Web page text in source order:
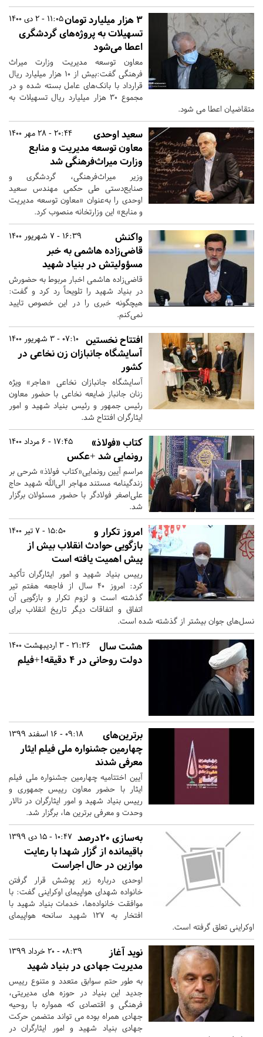
11:05 - 2 دی 1400۳ هزار میلیارد تومان
تسهیلات به پروژه‌های گردشگری
اعطا می‌شود
معاون توسعه مدیریت وزارت میراث
فرهنگی گفت:بیش از ۱۰ هزار میلیارد ریال
قرارداد با بانک‌های عامل بسته شده و در
مجموع ۳۰ هزار میلیارد ریال تسهیلات به
متقاضیان اعطا می شود.
20:44 - 28 مهر 1400
سعید اوحدی
معاون توسعه مدیریت و منابع
وزارت میراث‌فرهنگی شد
وزیر میراث‌فرهنگی، گردشگری و
صنایع‌دستی طی حکمی مهندس سعید
اوحدی را به‌عنوان «معاون توسعه مدیریت
و منابع» این وزارتخانه منصوب کرد.
16:39 - 7 شهریور 1400
واکنش
قاضی‌زاده هاشمی به خبر
مسؤولیتش در بنیاد شهید
قاضی‌زاده هاشمی اخبار مربوط به حضورش
در بنیاد شهید را تلویحاً رد کرد و گفت:
هیچگونه خبری را در این خصوص تایید
نمی‌کنم.
07:10 - 3 شهریور 1400
افتتاح نخستین
آسایشگاه جانبازان زن نخاعی در
کشور
آسایشگاه جانبازان نخاعی «هاجر» ویژه
زنان جانباز ضایعه نخاعی با حضور معاون
رئیس جمهور و رئیس بنیاد شهید و امور
ایثارگران افتتاح شد.
17:45 - 6 مرداد 1400
کتاب «فولاذ»
رونمایی شد +عکس
مراسم آیین رونمایی«کتاب فولاذ» شرحی بر
زندگینامه مستند مهاجر الی‌الله شهید حاج
علی‌اصغر فولادگر با حضور مسئولان برگزار
شد.
15:50 - 7 تیر 1400
امروز تکرار و
بازگویی حوادث انقلاب بیش از
پیش اهمیت یافته است
رییس بنیاد شهید و امور ایثارگران تأکید
کرد: امروز ۴۰ سال از فاجعه هفتم تیر
گذشته است و لزوم تکرار و بازگویی آن
اتفاق و اتفاقات دیگر تاریخ انقلاب برای
نسل‌های جوان بیشتر از گذشته شده است.
21:36 - 3 اردیبهشت 1400
هشت‌ سال
دولت روحانی در ۴ دقیقه!+فیلم
09:18 - 16 اسفند 1399
برترین‌های
چهارمین جشنواره ملی فیلم ایثار
معرفی شدند
آیین اختتامیه چهارمین جشنواره ملی فیلم
ایثار با حضور معاون رییس جمهوری و
رییس بنیاد شهید و امور ایثارگران در تالار
وحدت و معرفی برترین ها، برگزار شد.
10:47 - 15 دی 1399 به‌سازی ۲۰درصد
باقیمانده از گزار شهدا با رعایت
موازین در حال اجراست
اوحدی درباره زیر پوشش قرار گرفتن
خانواده شهدای هواپیمای اوکراینی گفت: با
موافقت خانواده‌ها، خدمات بنیاد شهید با
افتخار به ۱۲۷ شهید سانحه هواپیمای
اوکراینی تعلق گرفته است.
08:39 - 20 خرداد 1399
نوید آغاز
مدیریت جهادی در بنیاد شهید
به طور حتم سوابق متعدد و متنوع رییس
جدید این بنیاد در حوزه های مدیریتی،
فرهنگی و اقتصادی که همواره با روحیه
جهادی همراه بوده می تواند متضمن حرکت
جهادی بنیاد شهید و امور ایثارگران در